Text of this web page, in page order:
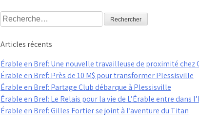
Rechercher :
Articles récents
Érable en Bref: Une nouvelle travailleuse de proximité chez
Érable en Bref: Près de 10 M$ pour transformer Plessisville
Érable en Bref: Partage Club débarque à Plessisville
Érable en Bref: Le Relais pour la vie de L’Érable entre dans
Érable en Bref: Gilles Fortier se joint à l’aventure du Titan